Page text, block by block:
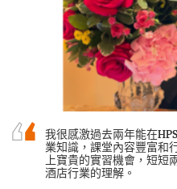
我很感激過去兩年能在
業知識，課堂內容豐富和
上寶貴的實習機會，短短
酒店行業的理解。
我衷心感謝書院提供了優
的教育資源。專業的講師
與會展管理學科的理解。
兩年前，因為成績未如理
我選擇入讀書院的醫療及
課程。這個課程讓我接觸
知識，例如生理學、藥物